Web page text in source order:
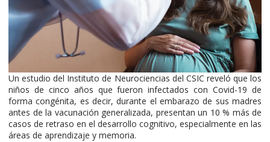
Un estudio del Instituto de Neurociencias del CSIC reveló que los
niños de cinco años que fueron infectados con Covid-19 de
forma congénita, es decir, durante el embarazo de sus madres
antes de la vacunación generalizada, presentan un 10 % más de
casos de retraso en el desarrollo cognitivo, especialmente en las
áreas de aprendizaje y memoria.